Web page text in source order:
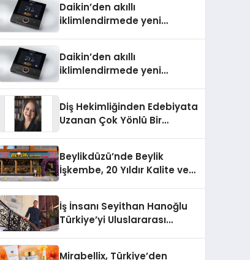
Daikin’den akıllı
iklimlendirmede yeni
Daikin’den akıllı
iklimlendirmede yeni
Diş Hekimliğinden Edebiyata
Uzanan Çok Yönlü Bir
Beylikdüzü’nde Beylik
İşkembe, 20 Yıldır Kalite ve
İş İnsanı Seyithan Hanoğlu
Türkiye’yi Uluslararası
Mirabellix, Türkiye’den